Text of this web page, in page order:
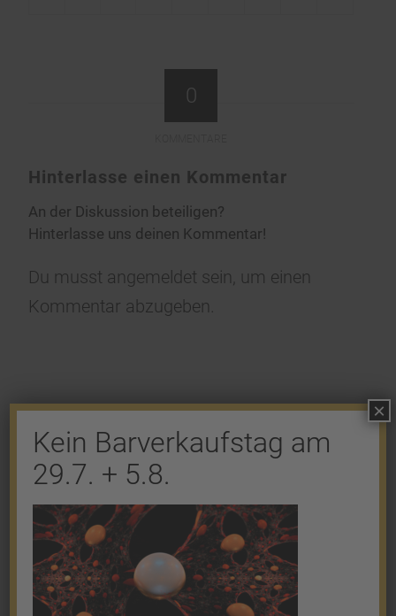
0
Hinterlasse einen Kommentar
An der Diskussion beteiligen?
Hinterlasse uns deinen Kommentar!
Du musst angemeldet sein, um einen
Kommentar abzugeben.
Shop
Gold
Granalien
Palladium
Platin
Kein Barverkaufstag am
29.7. + 5.8.
×